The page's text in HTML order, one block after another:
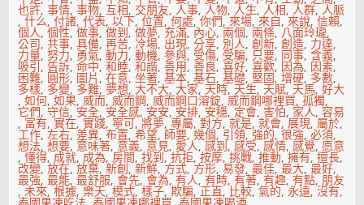
也許,事情,事物,互相, 交朋友,人事,人物,人生,人相,人群,人脈
,什么,付諸,代表,以下,位置,何處,你們,來場,來自,來說,信賴,
個人,個性,做事,做到,做夢, 充滿, 內心, 兩個, 兩條, 八面玲瓏,
公司,共事,具備,再苦, 冷場, 出現,分享, 別人,創新,創造, 力達,
力量,努力, 勇氣,動力,動機,參與, 受傷, 受騙, 只要, 同事,含義,
吸引,告訴,命中,和睦,和諧,善用,善良,喜好,喜歡, 因為, 因素,
困難, 圓形, 圖片,在意,坐著,基本,基石,基礎,堅固,增硬, 多數,
多樣, 多變, 多難,夢想,大不大,大家, 天時, 天生, 天賦, 天馬,好大
,如何,如果,威而,威而鋼,威而鋼口溶錠,威而鋼哪裡買,孤獨,
它們,守信, 安全, 安全感, 安安, 安排, 安穩, 定會,害怕, 家人,容易
, 富有,實在,實踐, 寧可,將夢,專屬,對方,就是,就會,展現,屬於,
工作,左右,差異,布置,希望, 師要,幾個, 引領,強的,很強,必須,
想法,想要, 意味著, 意義, 意見, 愛人,感到,感受,感情,感覺,愿意
,懂得,成就,成為,房間,找到,抗拒,按摩,挑戰,推動,擁有,擅長,
改變,放在,放棄,新創,新鮮, 方式, 方形,易發,最佳,最大,最好,
最強,最能,最舒服, 會先, 會為,有人,有時,有著,有趣,有點,朋友
,未來,根據,樂天,模式,樣子,欺騙,正直, 比較,氣的,永遠,沒有,